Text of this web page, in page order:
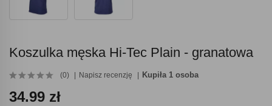
Koszulka męska Hi-Tec Plain - granatowa
(0) Napisz recenzję Kupiła 1 osoba
34.99 zł